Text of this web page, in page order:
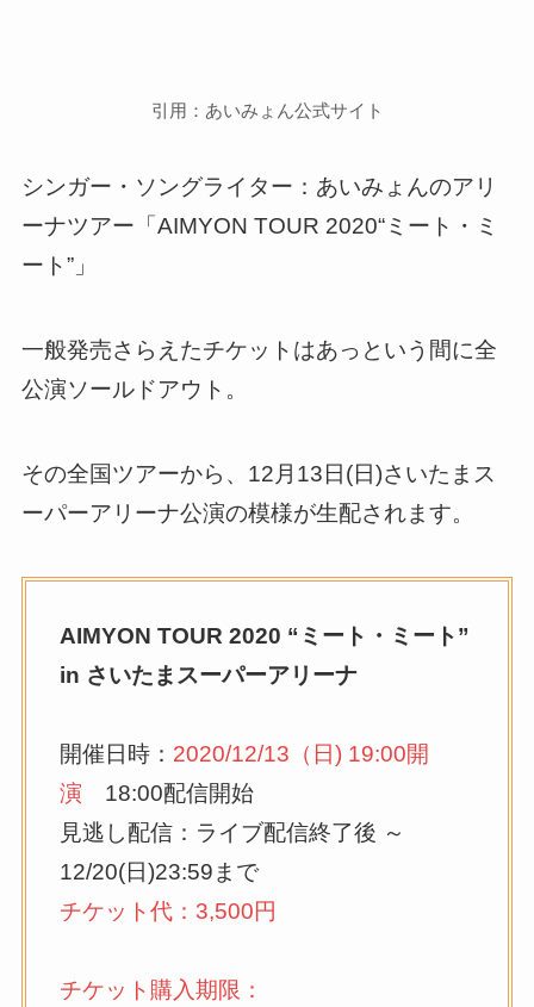
引用：あいみょん公式サイト
シンガー・ソングライター：あいみょんのアリ
ーナツアー「AIMYON TOUR 2020“ミート・ミ
ート”」
一般発売さらえたチケットはあっという間に全
公演ソールドアウト。
その全国ツアーから、12月13日(日)さいたまス
ーパーアリーナ公演の模様が生配されます。
AIMYON TOUR 2020 “ミート・ミート”
in さいたまスーパーアリーナ
開催日時： 2020/12/13（日) 19:00開
演 18:00配信開始
見逃し配信：ライブ配信終了後 ～
12/20(日)23:59まで
チケット代：3,500円
チケット購入期限：